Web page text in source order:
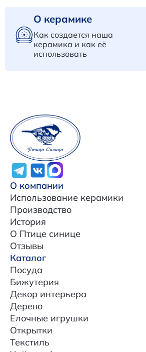
О керамике
Как создается наша
керамика и как её
использовать
О компании
Использование керамики
Производство
История
О Птице синице
Отзывы
Каталог
Посуда
Бижутерия
Декор интерьера
Дерево
Елочные игрушки
Открытки
Текстиль